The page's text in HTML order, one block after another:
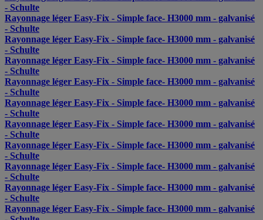
- Schulte
Rayonnage léger Easy-Fix - Simple face- H3000 mm - galvanisé
- Schulte
Rayonnage léger Easy-Fix - Simple face- H3000 mm - galvanisé
- Schulte
Rayonnage léger Easy-Fix - Simple face- H3000 mm - galvanisé
- Schulte
Rayonnage léger Easy-Fix - Simple face- H3000 mm - galvanisé
- Schulte
Rayonnage léger Easy-Fix - Simple face- H3000 mm - galvanisé
- Schulte
Rayonnage léger Easy-Fix - Simple face- H3000 mm - galvanisé
- Schulte
Rayonnage léger Easy-Fix - Simple face- H3000 mm - galvanisé
- Schulte
Rayonnage léger Easy-Fix - Simple face- H3000 mm - galvanisé
- Schulte
Rayonnage léger Easy-Fix - Simple face- H3000 mm - galvanisé
- Schulte
Rayonnage léger Easy-Fix - Simple face- H3000 mm - galvanisé